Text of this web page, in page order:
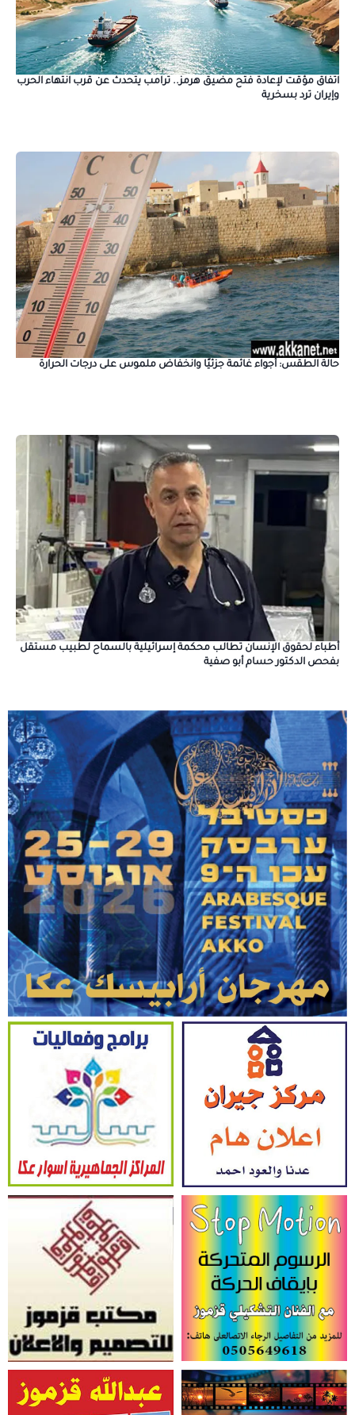
اتفاق مؤقت لإعادة فتح مضيق هرمز.. ترامب يتحدث عن قرب انتهاء الحرب
وإيران ترد بسخرية
حالة الطقس: أجواء غائمة جزئيًا وانخفاض ملموس على درجات الحرارة
أطباء لحقوق الإنسان تطالب محكمة إسرائيلية بالسماح لطبيب مستقل
بفحص الدكتور حسام أبو صفية